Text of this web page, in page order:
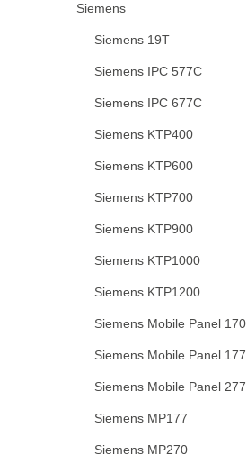
Siemens
Siemens 19T
Siemens IPC 577C
Siemens IPC 677C
Siemens KTP400
Siemens KTP600
Siemens KTP700
Siemens KTP900
Siemens KTP1000
Siemens KTP1200
Siemens Mobile Panel 170
Siemens Mobile Panel 177
Siemens Mobile Panel 277
Siemens MP177
Siemens MP270